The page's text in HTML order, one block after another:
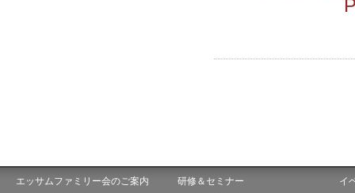
エッサムファミリー会のご案内
研修＆セミナー
イ